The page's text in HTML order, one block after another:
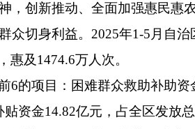
，创新推动、全面加强惠民惠
众切身利益。2025年1-5月自
惠及1474.6万人次。
6的项目：困难群众救助补助
贴资金14.82亿元，占全区发放